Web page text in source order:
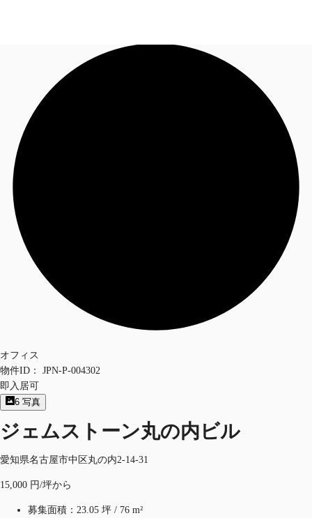
オフィス・事務所
倉庫・物流センター
お電話
オフィス
物件ID：
JPN-P-004302
即入居可
6 写真
ジェムストーン丸の内ビル
愛知県名古屋市中区丸の内2-14-31
15,000 円/坪から
募集面積： 23.05 坪 / 76 m²